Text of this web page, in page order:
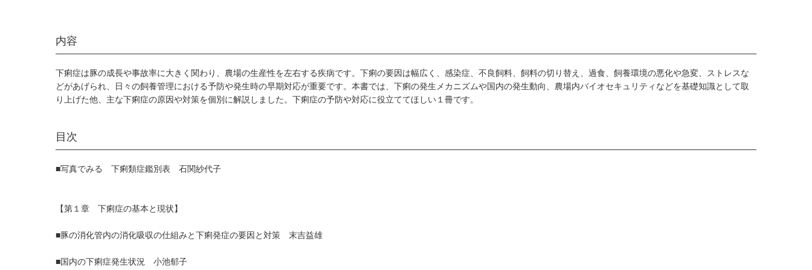
内容
下痢症は豚の成長や事故率に大きく関わり、農場の生産性を左右する疾病です。下痢の要因は幅広く、感染症、不良飼料、飼料の切り替え、過食、飼養環境の悪化や急変、ストレスな
どがあげられ、日々の飼養管理における予防や発生時の早期対応が重要です。本書では、下痢の発生メカニズムや国内の発生動向、農場内バイオセキュリティなどを基礎知識として取
り上げた他、主な下痢症の原因や対策を個別に解説しました。下痢症の予防や対応に役立ててほしい１冊です。
目次
■写真でみる 下痢類症鑑別表 石関紗代子
【第１章 下痢症の基本と現状】
■豚の消化管内の消化吸収の仕組みと下痢発症の要因と対策 末吉益雄
■国内の下痢症発生状況 小池郁子